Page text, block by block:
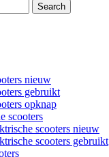
Search
nieuw
gebruikt
opknap
scooters
scooters nieuw
scooters gebruikt